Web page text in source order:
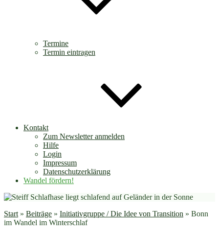
Termine
Termin eintragen
Kontakt
Zum Newsletter anmelden
Hilfe
Login
Impressum
Datenschutzerklärung
Wandel fördern!
Start » Beiträge » Initiativgruppe / Die Idee von Transition » Bonn
im Wandel im Winterschlaf